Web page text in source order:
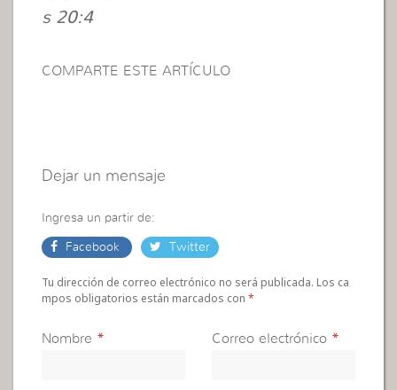
s 20:4
COMPARTE ESTE ARTÍCULO
Dejar un mensaje
Ingresa un partir de:
Facebook Twitter
Tu dirección de correo electrónico no será publicada. Los ca
mpos obligatorios están marcados con*
Nombre * Correo electrónico *